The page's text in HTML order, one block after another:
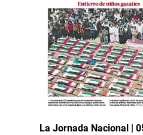
La Jornada Nacional |